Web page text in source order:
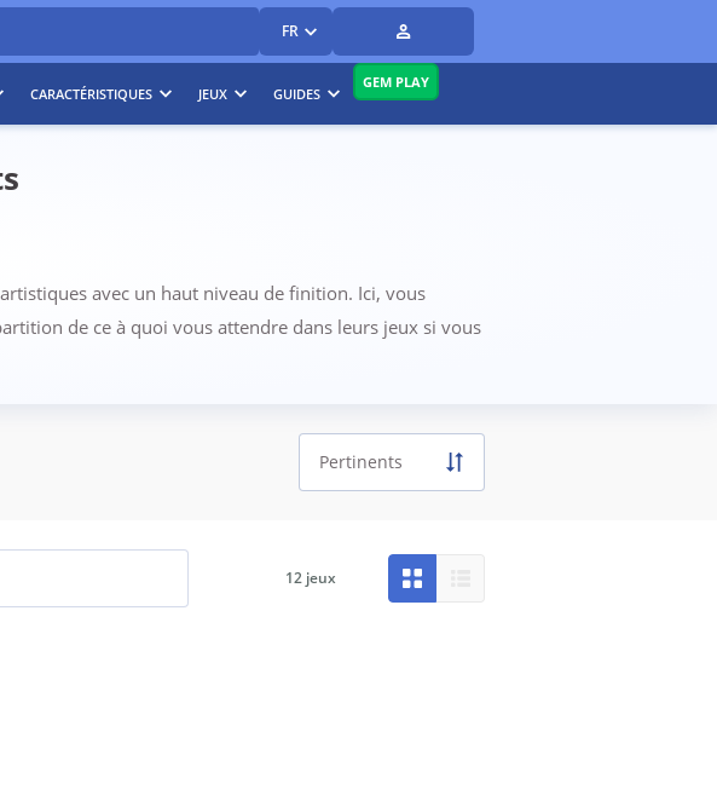
FR
CARACTÉRISTIQUES JEUX GUIDES
GEM PLAY
avec un haut niveau de finition. Ici, vous
de ce à quoi vous attendre dans leurs jeux si vous
Pertinents
12 jeux